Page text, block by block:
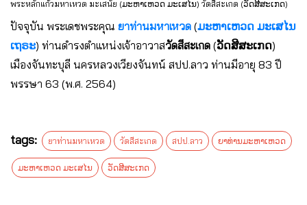
พระหลักแก้วมหาเหวด มะเสนัย (ມະຫາເຫວດ ມະເສໄນ) วัดสีสะเกด (ວັດສີສະເກດ)
ปัจจุบัน พระเดชพระคุณ ยาท่านมหาเหวด (ມະຫາເຫວດ ມະເສໄນ
ເຖຣະ) ท่านดำรงตำแหน่งเจ้าอาวาสวัดสีสะเกด (ວັດສີສະເກດ)
เมืองจันทะบุลี นครหลวงเวียงจันทน์ สปป.ลาว ท่านมีอายุ 83 ปี
พรรษา 63 (พ.ศ. 2564)
tags: ยาท่านมหาเหวด วัดสีสะเกด สปป.ลาว ຍາທ່ານມະຫາເຫວດ
ມະຫາເຫວດ ມະເສໄນ ວັດສີສະເກດ